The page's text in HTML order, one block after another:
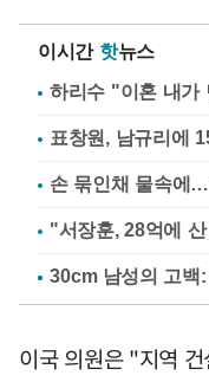
이시간 핫뉴스
하리수 "이혼 내가
표창원, 남규리에
손 묶인채 물속에
"서장훈, 28억에
이국 의원은 "지역